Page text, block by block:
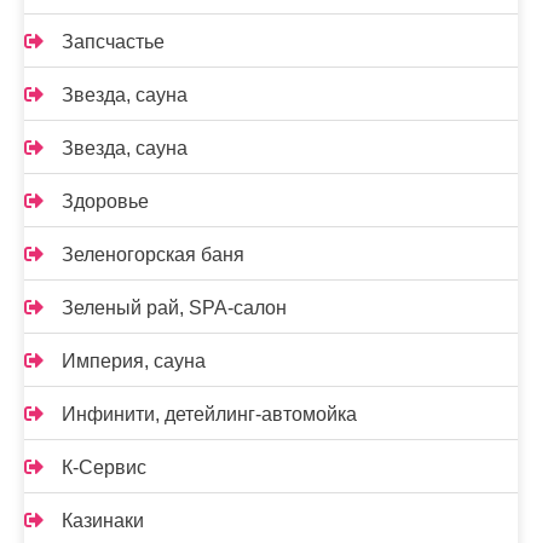
Запсчастье
Звезда, сауна
Звезда, сауна
Здоровье
Зеленогорская баня
Зеленый рай, SPA-салон
Империя, сауна
Инфинити, детейлинг-автомойка
К-Сервис
Казинаки